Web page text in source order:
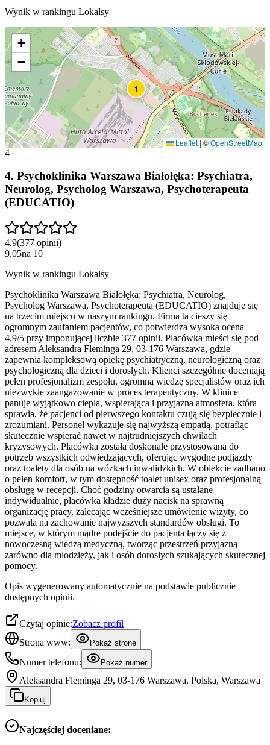
Wynik w rankingu Lokalsy
1
+
−
Leaflet | ©OpenStreetMap
4
4. Psychoklinika Warszawa Białołęka: Psychiatra,
Neurolog, Psycholog Warszawa, Psychoterapeuta
(EDUCATIO)
4.9(377 opinii)
9.05na 10
Wynik w rankingu Lokalsy
Psychoklinika Warszawa Białołęka: Psychiatra, Neurolog,
Psycholog Warszawa, Psychoterapeuta (EDUCATIO) znajduje się
na trzecim miejscu w naszym rankingu. Firma ta cieszy się
ogromnym zaufaniem pacjentów, co potwierdza wysoka ocena
4.9/5 przy imponującej liczbie 377 opinii. Placówka mieści się pod
adresem Aleksandra Fleminga 29, 03-176 Warszawa, gdzie
zapewnia kompleksową opiekę psychiatryczną, neurologiczną oraz
psychologiczną dla dzieci i dorosłych. Klienci szczególnie doceniają
pełen profesjonalizm zespołu, ogromną wiedzę specjalistów oraz ich
niezwykłe zaangażowanie w proces terapeutyczny. W klinice
panuje wyjątkowo ciepła, wspierająca i przyjazna atmosfera, która
sprawia, że pacjenci od pierwszego kontaktu czują się bezpiecznie i
zrozumiani. Personel wykazuje się najwyższą empatią, potrafiąc
skutecznie wspierać nawet w najtrudniejszych chwilach
kryzysowych. Placówka została doskonale przystosowana do
potrzeb wszystkich odwiedzających, oferując wygodne podjazdy
oraz toalety dla osób na wózkach inwalidzkich. W obiekcie zadbano
o pełen komfort, w tym dostępność toalet unisex oraz profesjonalną
obsługę w recepcji. Choć godziny otwarcia są ustalane
indywidualnie, placówka kładzie duży nacisk na sprawną
organizację pracy, zalecając wcześniejsze umówienie wizyty, co
pozwala na zachowanie najwyższych standardów obsługi. To
miejsce, w którym mądre podejście do pacjenta łączy się z
nowoczesną wiedzą medyczną, tworząc przestrzeń przyjazną
zarówno dla młodzieży, jak i osób dorosłych szukających skutecznej
pomocy.
Opis wygenerowany automatycznie na podstawie publicznie
dostępnych opinii.
Czytaj opinie:Zobacz profil
Strona www:
Pokaż stronę
Numer telefonu: Pokaż numer
Aleksandra Fleminga 29, 03-176 Warszawa, Polska, Warszawa
Kopiuj
Najczęściej doceniane: